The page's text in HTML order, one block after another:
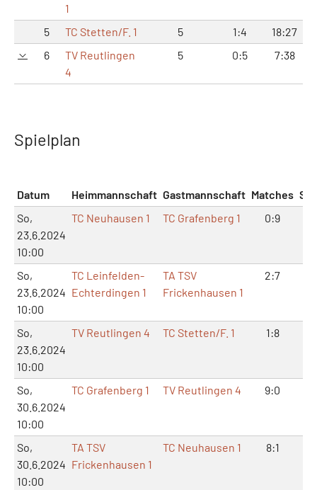
1
5 TC Stetten/F. 1 5 1:4 18:27
6
TV Reutlingen
4
5 0:5 7:38
Spielplan
Datum Heimmannschaft Gastmannschaft Matches
So,
23.6.2024
10:00
TC Neuhausen 1 TC Grafenberg 1 0:9
So,
23.6.2024
10:00
TC Leinfelden-
Echterdingen 1
TA TSV
Frickenhausen 1
2:7
So,
23.6.2024
10:00
TV Reutlingen 4 TC Stetten/F. 1 1:8
So,
30.6.2024
10:00
TC Grafenberg 1 TV Reutlingen 4 9:0
So,
30.6.2024
10:00
TA TSV
Frickenhausen 1
TC Neuhausen 1 8:1